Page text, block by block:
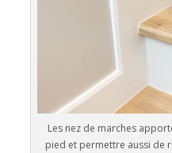
Les nez de marches
pied et permettre aussi de